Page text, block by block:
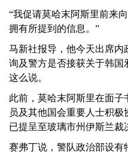
“我促请莫哈末阿斯里前来
拥有所提到的信息。”
马新社报导，他今天出席内
询及警方是否接获关于韩国
这么说。
此前，莫哈末阿斯里在面
员及其他国会重要人士积
已提呈至玻璃市州伊斯兰裁
赛弗丁说，警队政治部设